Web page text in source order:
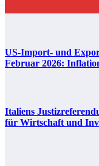
US-Import- und
Februar 2026:
Italiens
für Wirtschaft und